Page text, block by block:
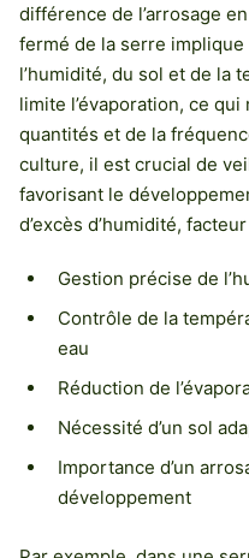
différence de l’arrosage
fermé de la serre
l’humidité, du sol et de la
limite l’évaporation, ce
quantités et de la
culture, il est crucial de
favorisant le
d’excès d’humidité,
Gestion précise de
Contrôle de la
eau
Réduction de
Nécessité d’un sol
Importance d’un
développement